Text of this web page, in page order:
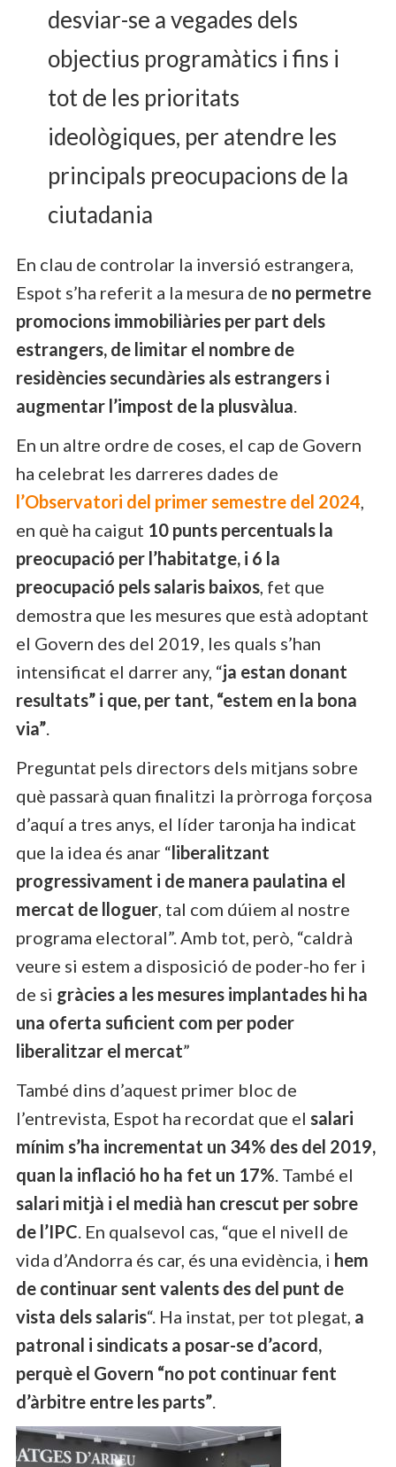
desviar-se a vegades dels
objectius programàtics i fins i
tot de les prioritats
ideològiques, per atendre les
principals preocupacions de la
ciutadania
En clau de controlar la inversió estrangera,
Espot s’ha referit a la mesura de no permetre
promocions immobiliàries per part dels
estrangers, de limitar el nombre de
residències secundàries als estrangers i
augmentar l’impost de la plusvàlua.
En un altre ordre de coses, el cap de Govern
ha celebrat les darreres dades de
l’Observatori del primer semestre del 2024,
en què ha caigut 10 punts percentuals la
preocupació per l’habitatge, i 6 la
preocupació pels salaris baixos, fet que
demostra que les mesures que està adoptant
el Govern des del 2019, les quals s’han
intensificat el darrer any, “ja estan donant
resultats” i que, per tant, “estem en la bona
via”.
Preguntat pels directors dels mitjans sobre
què passarà quan finalitzi la pròrroga forçosa
d’aquí a tres anys, el líder taronja ha indicat
que la idea és anar “liberalitzant
progressivament i de manera paulatina el
mercat de lloguer, tal com dúiem al nostre
programa electoral”. Amb tot, però, “caldrà
veure si estem a disposició de poder-ho fer i
de si gràcies a les mesures implantades hi ha
una oferta suficient com per poder
liberalitzar el mercat”
També dins d’aquest primer bloc de
l’entrevista, Espot ha recordat que el salari
mínim s’ha incrementat un 34% des del 2019,
quan la inflació ho ha fet un 17%. També el
salari mitjà i el medià han crescut per sobre
de l’IPC. En qualsevol cas, “que el nivell de
vida d’Andorra és car, és una evidència, i hem
de continuar sent valents des del punt de
vista dels salaris“. Ha instat, per tot plegat, a
patronal i sindicats a posar-se d’acord,
perquè el Govern “no pot continuar fent
d’àrbitre entre les parts”.